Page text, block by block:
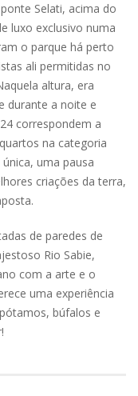
Selati, acima do
luxo exclusivo numa
o parque há perto
ali permitidas no
altura, era
durante a noite e
correspondem a
na categoria
uma pausa
criações da terra,
de paredes de
Rio Sabie,
com a arte e o
uma experiência
búfalos e